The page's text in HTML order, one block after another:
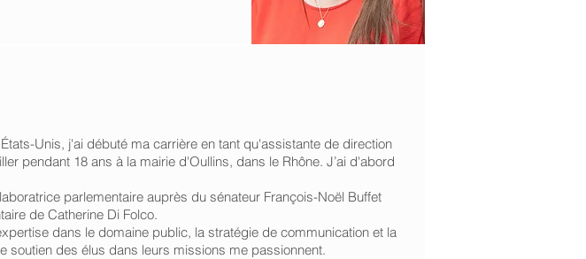
Unis, j'ai débuté ma carrière en tant qu'assistante de direction
pendant 18 ans à la mairie d'Oullins, dans le Rhône. J’ai d'abord
parlementaire auprès du sénateur François-Noël Buffet
de Catherine Di Folco.
dans le domaine public, la stratégie de communication et la
soutien des élus dans leurs missions me passionnent.